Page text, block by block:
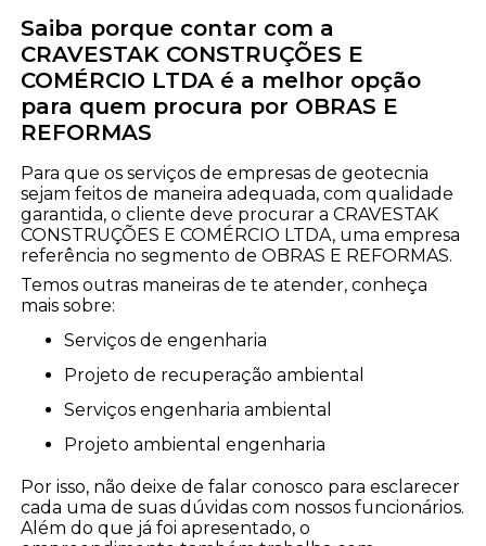
Saiba porque contar com a
CRAVESTAK CONSTRUÇÕES E
COMÉRCIO LTDA é a melhor opção
para quem procura por OBRAS E
REFORMAS
Para que os serviços de empresas de geotecnia
sejam feitos de maneira adequada, com qualidade
garantida, o cliente deve procurar a CRAVESTAK
CONSTRUÇÕES E COMÉRCIO LTDA, uma empresa
referência no segmento de OBRAS E REFORMAS.
Temos outras maneiras de te atender, conheça
mais sobre:
serviços de engenharia
projeto de recuperação ambiental
serviços engenharia ambiental
projeto ambiental engenharia
Por isso, não deixe de falar conosco para esclarecer
cada uma de suas dúvidas com nossos funcionários.
Além do que já foi apresentado, o